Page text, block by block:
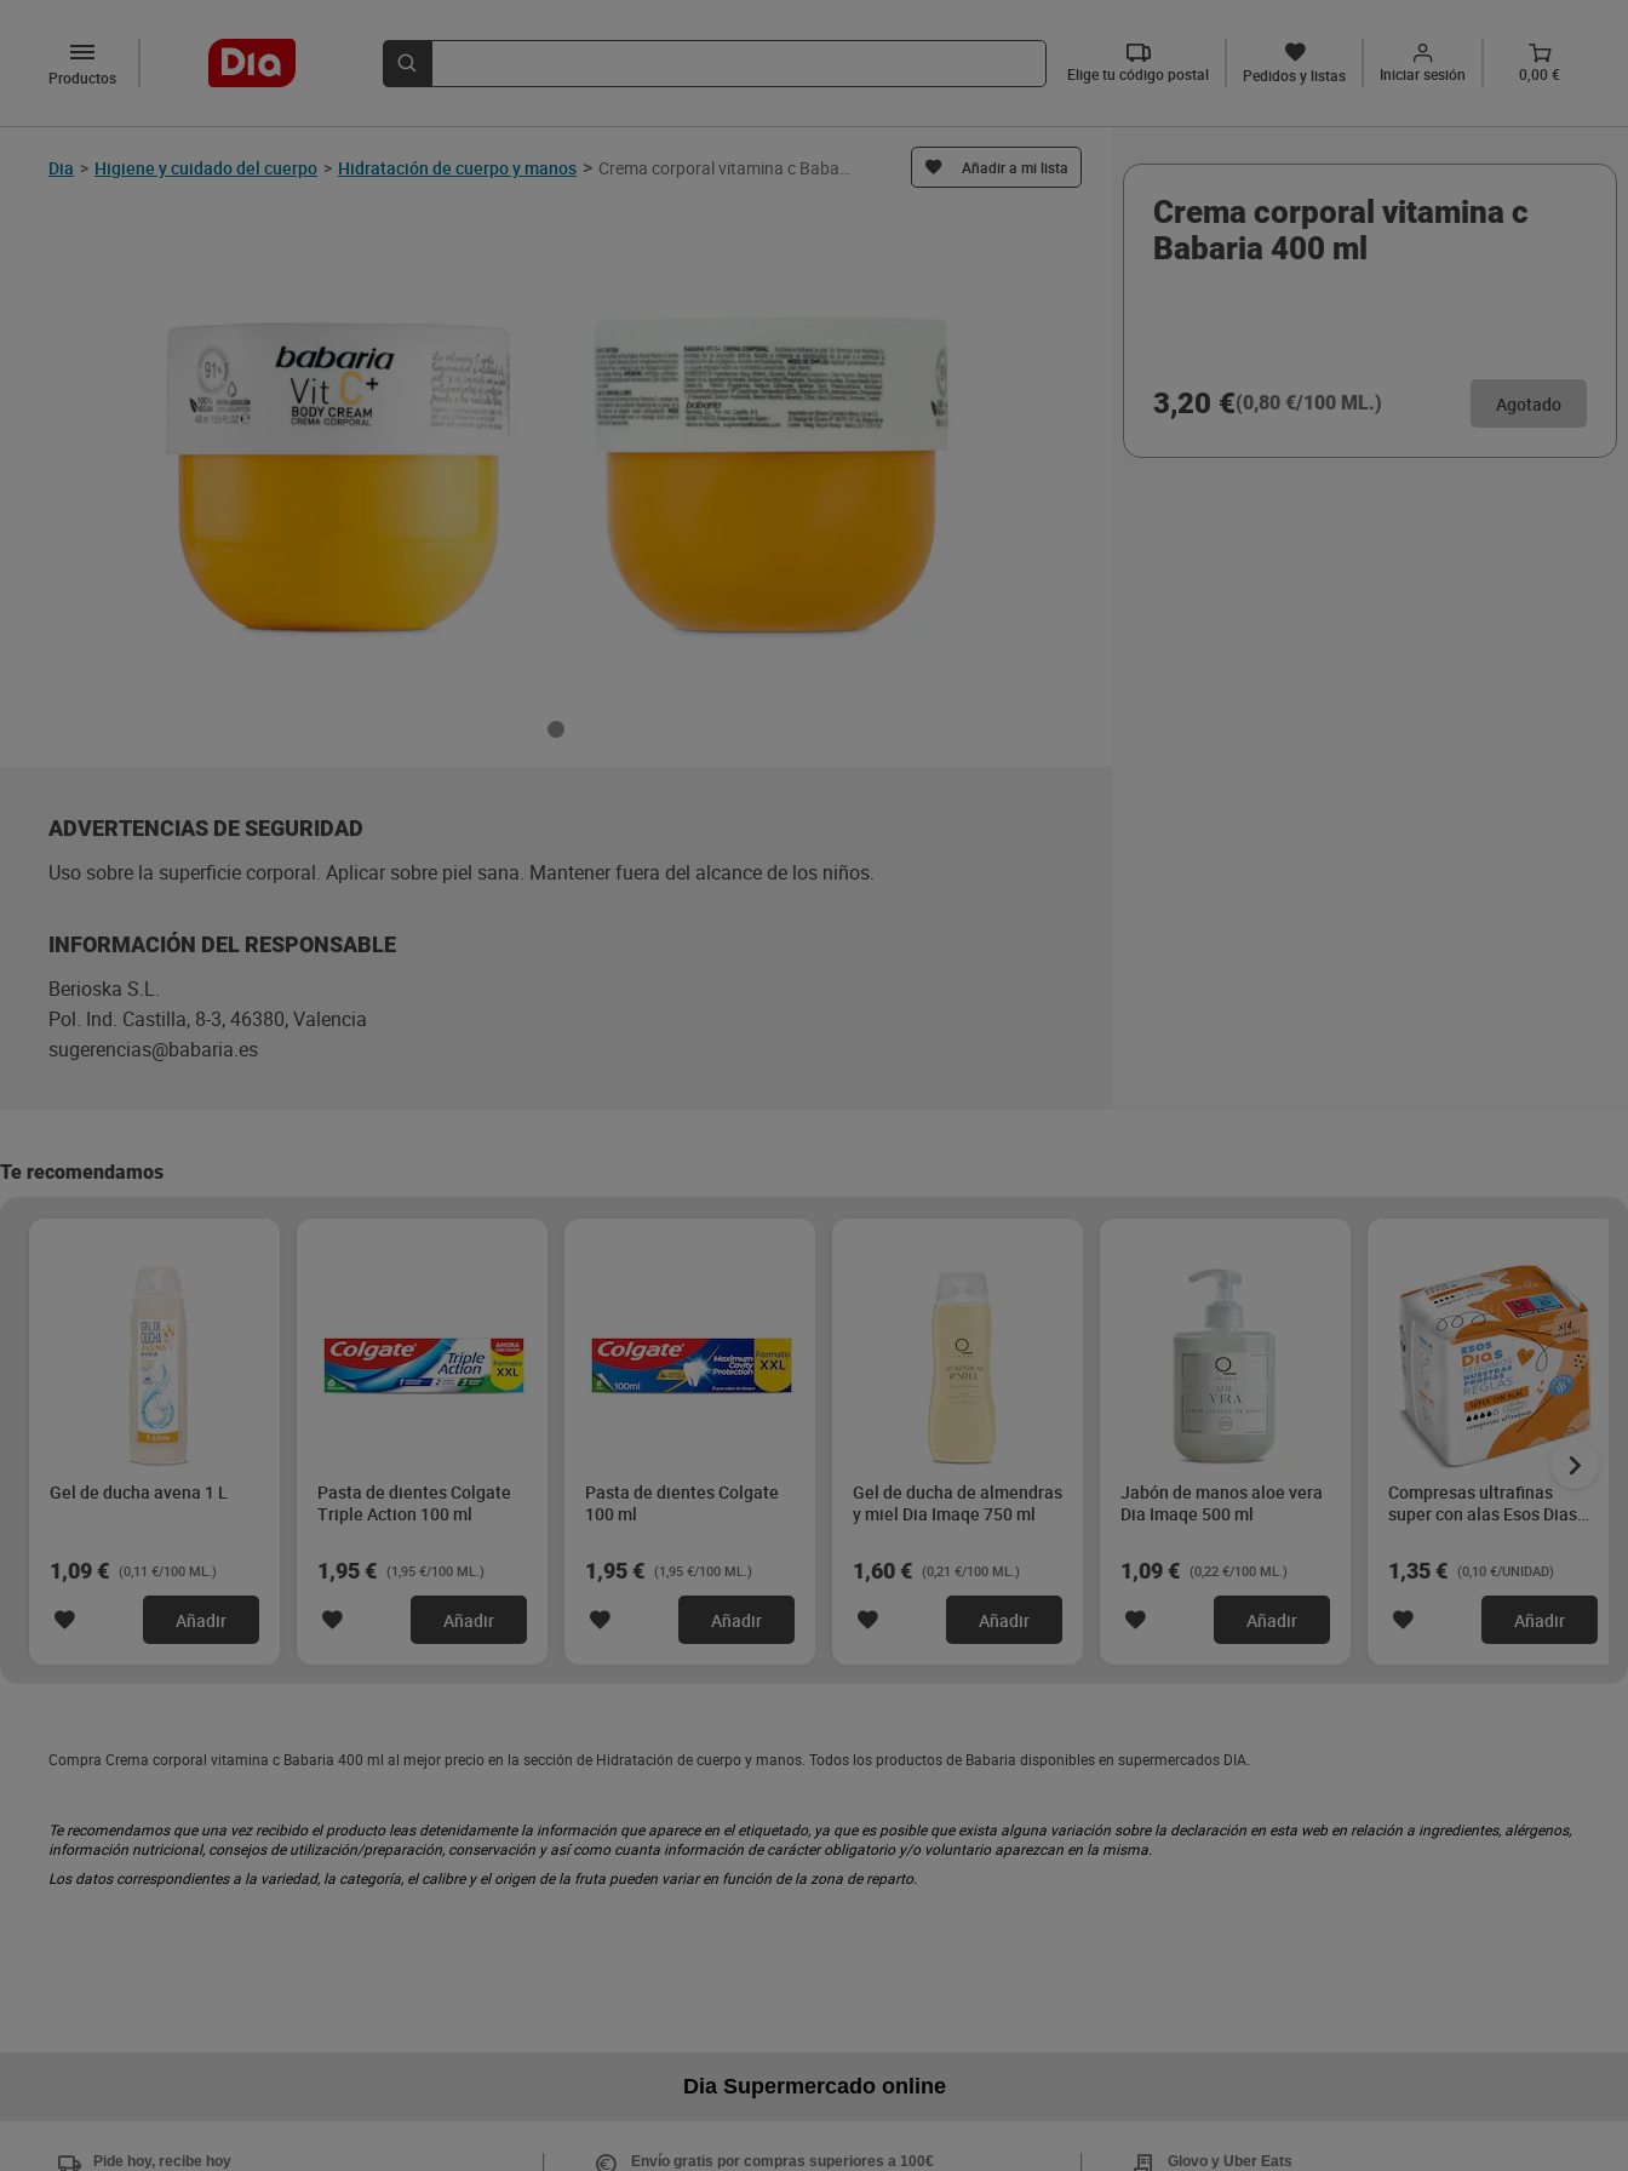
Productos Elige tu código postal Pedidos y listas Iniciar sesión 0,00 €
Dia > Higiene y cuidado del cuerpo > Hidratación de cuerpo y manos > Añadir a mi lista
ADVERTENCIAS DE SEGURIDAD
Uso sobre la superficie corporal. Aplicar sobre piel sana. Mantener fuera del alcance de los niños.
INFORMACIÓN DEL RESPONSABLE
Berioska S.L.
Pol. Ind. Castilla, 8-3, 46380, Valencia
sugerencias@babaria.es
Crema corporal vitamina c
Babaria 400 ml
3,20 €(0,80 €/100 ML.) Agotado
Te recomendamos
Gel de ducha avena 1 L
1,09 € (0,11 €/100 ML.)
Añadir
Pasta de dientes Colgate
Triple Action 100 ml
1,95 € (1,95 €/100 ML.)
Añadir
Pasta de dientes Colgate
100 ml
1,95 € (1,95 €/100 ML.)
Añadir
Gel de ducha de almendras
y miel Dia Imaqe 750 ml
1,60 € (0,21 €/100 ML.)
Añadir
Jabón de manos aloe vera
Dia Imaqe 500 ml
1,09 € (0,22 €/100 ML.)
Añadir
Compresas ultrafinas
super con alas Esos Dias
1,35 € (0,10 €/UNIDAD)
Añadir
Compra Crema corporal vitamina c Babaria 400 ml al mejor precio en la sección de Hidratación de cuerpo y manos. Todos los productos de Babaria disponibles en supermercados DIA.
Te recomendamos que una vez recibido el producto leas detenidamente la información que aparece en el etiquetado, ya que es posible que exista alguna variación sobre la declaración en esta web en relación a ingredientes, alérgenos,
información nutricional, consejos de utilización/preparación, conservación y así como cuanta información de carácter obligatorio y/o voluntario aparezcan en la misma.
Los datos correspondientes a la variedad, la categoría, el calibre y el origen de la fruta pueden variar en función de la zona de reparto.
Dia Supermercado online
Pide hoy, recibe hoy Envío gratis por compras superiores a 100€ Glovo y Uber Eats